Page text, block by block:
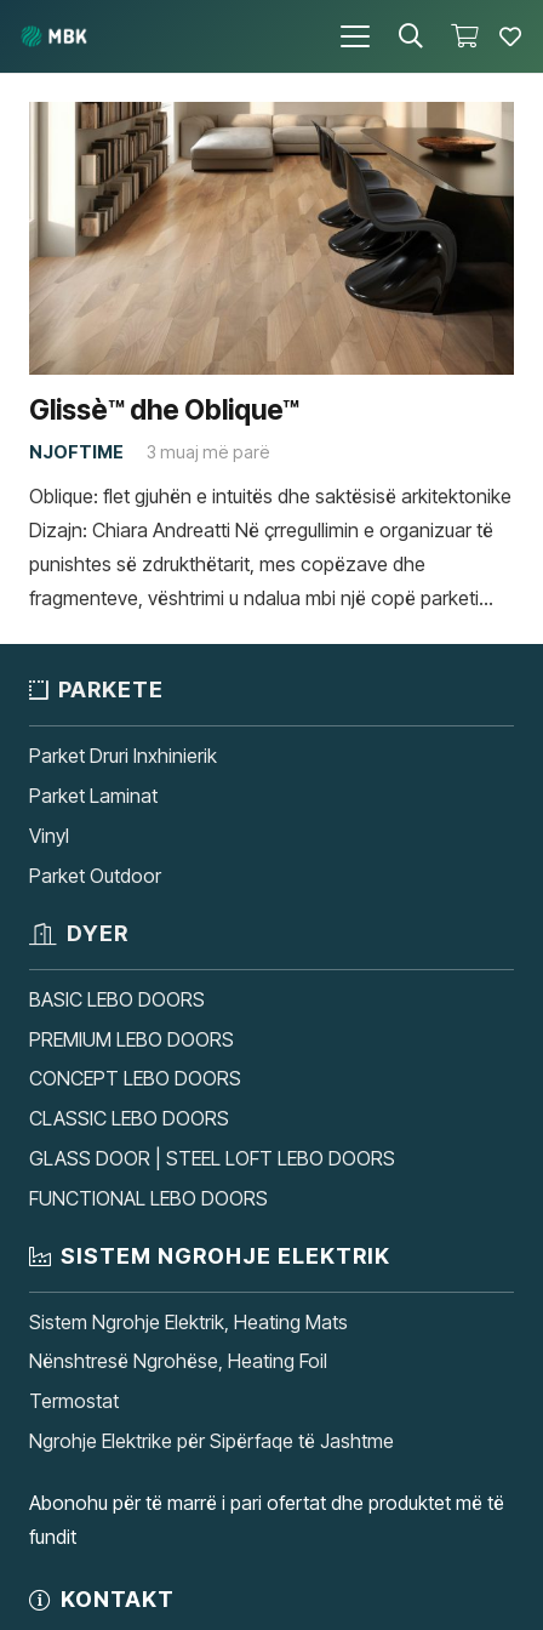
Glissè™ dhe Oblique™
NJOFTIME 3 muaj më parë
Oblique: flet gjuhën e intuitës dhe saktësisë arkitektonike
Dizajn: Chiara Andreatti Në çrregullimin e organizuar të
punishtes së zdrukthëtarit, mes copëzave dhe
fragmenteve, vështrimi u ndalua mbi një copë parketi…
PARKETE
Parket Druri Inxhinierik
Parket Laminat
Vinyl
Parket Outdoor
DYER
BASIC LEBO DOORS
PREMIUM LEBO DOORS
CONCEPT LEBO DOORS
CLASSIC LEBO DOORS
GLASS DOOR | STEEL LOFT LEBO DOORS
FUNCTIONAL LEBO DOORS
SISTEM NGROHJE ELEKTRIK
Sistem Ngrohje Elektrik, Heating Mats
Nënshtresë Ngrohëse, Heating Foil
Termostat
Ngrohje Elektrike për Sipërfaqe të Jashtme
Abonohu për të marrë i pari ofertat dhe produktet më të
fundit
KONTAKT